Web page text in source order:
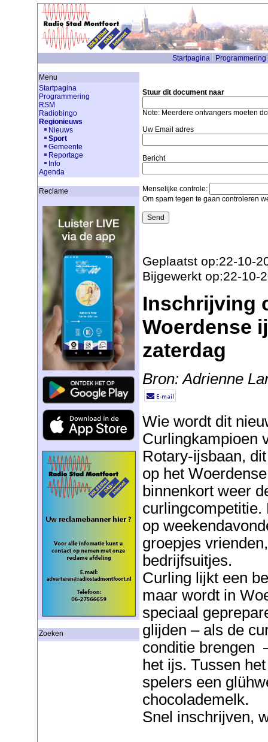
Startpagina Programmering
Menu
Startpagina
Programmering
RSM
Radiobingo
Regionieuws
Nieuws
Sport
Gemeente
Reportage
Info
Agenda
Reclame
Zoeken
Stuur dit document naar
Note: Meerdere ontvangers moeten
Uw Email adres
Bericht
Menselijke controle:
Om spam tegen te gaan controleren
Geplaatst op:22-10-
Bijgewerkt op:22-10-
Inschrijving
Woerdense
zaterdag
Bron: Adrienne
Wie wordt dit
Curlingkampioen
Rotary-ijsbaan,
op het
binnenkort weer
curlingcompetitie.
op
groepjes
bedrijfsuitjes.
Curling lijkt een
maar wordt in
speciaal
glijden – als de
conditie brengen
het ijs. Tussen
spelers een
chocolademelk.
Snel inschrijven,